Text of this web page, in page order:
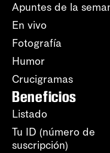
Apuntes de la
En vivo
Fotografía
Humor
Crucigramas
Beneficios
Listado
Tu ID (número de
suscripción)